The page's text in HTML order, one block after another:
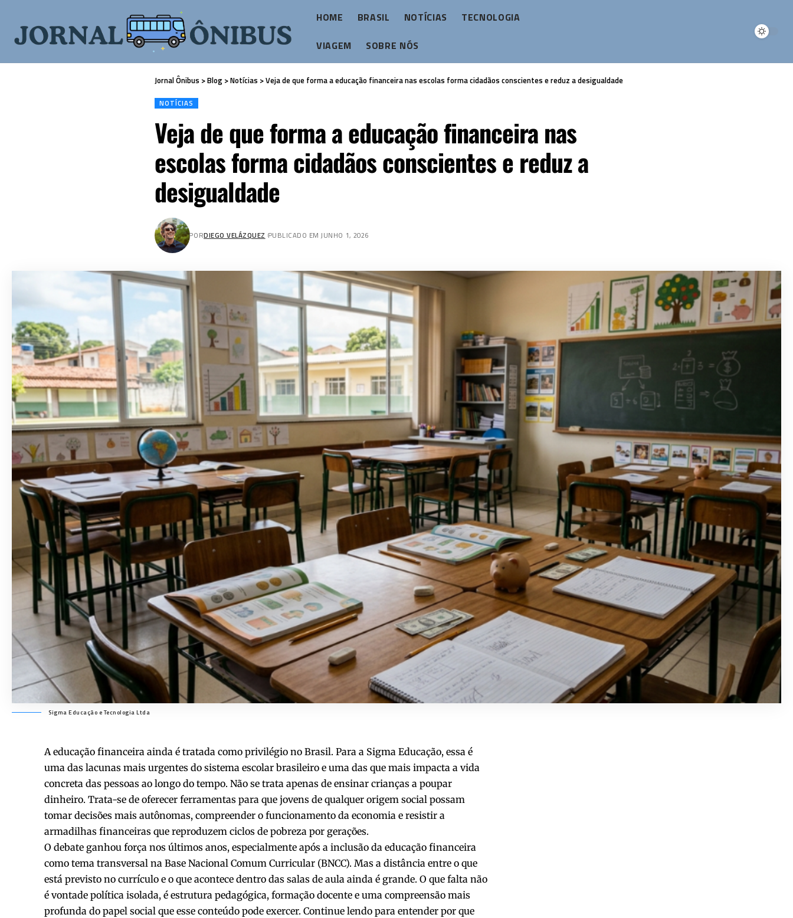
HOME BRASIL NOTÍCIAS
TECNOLOGIA
VIAGEM
SOBRE NÓS
Jornal Ônibus >Blog >Notícias >Veja de que forma a educação financeira nas escolas forma cidadãos conscientes e reduz a desigualdade
NOTÍCIAS
Veja de que forma a educação financeira nas
escolas forma cidadãos conscientes e reduz a
desigualdade
PORDIEGO VELÁZQUEZ PUBLICADO EM JUNHO 1, 2026
Sigma Educação e Tecnologia Ltda
A educação financeira ainda é tratada como privilégio no Brasil. Para a Sigma Educação, essa é
uma das lacunas mais urgentes do sistema escolar brasileiro e uma das que mais impacta a vida
concreta das pessoas ao longo do tempo. Não se trata apenas de ensinar crianças a poupar
dinheiro. Trata-se de oferecer ferramentas para que jovens de qualquer origem social possam
tomar decisões mais autônomas, compreender o funcionamento da economia e resistir a
armadilhas financeiras que reproduzem ciclos de pobreza por gerações.
O debate ganhou força nos últimos anos, especialmente após a inclusão da educação financeira
como tema transversal na Base Nacional Comum Curricular (BNCC). Mas a distância entre o que
está previsto no currículo e o que acontece dentro das salas de aula ainda é grande. O que falta não
é vontade política isolada, é estrutura pedagógica, formação docente e uma compreensão mais
profunda do papel social que esse conteúdo pode exercer. Continue lendo para entender por que